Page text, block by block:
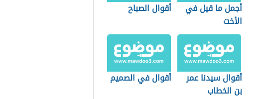
أجمل ما قيل في
الأخت
أقوال الصباح
أقوال سيدنا عمر
بن الخطاب
أقوال في الصميم